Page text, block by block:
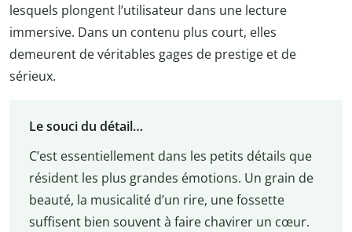
lesquels plongent l’utilisateur dans une lecture
immersive. Dans un contenu plus court, elles
demeurent de véritables gages de prestige et de
sérieux.
Le souci du détail…
C’est essentiellement dans les petits détails que
résident les plus grandes émotions. Un grain de
beauté, la musicalité d’un rire, une fossette
suffisent bien souvent à faire chavirer un cœur.